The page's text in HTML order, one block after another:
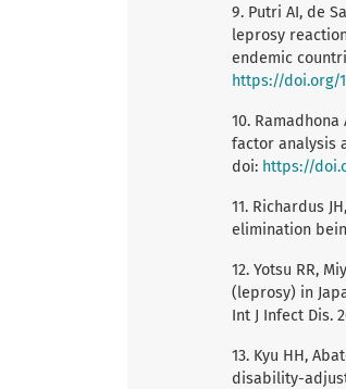
9. Putri AI, de
leprosy
endemic
https://doi.org/
10.
factor analysis
doi: https://
11. Richardus
elimination
12. Yotsu RR,
(leprosy) in
Int J Infect Dis.
13. Kyu HH,
disability-